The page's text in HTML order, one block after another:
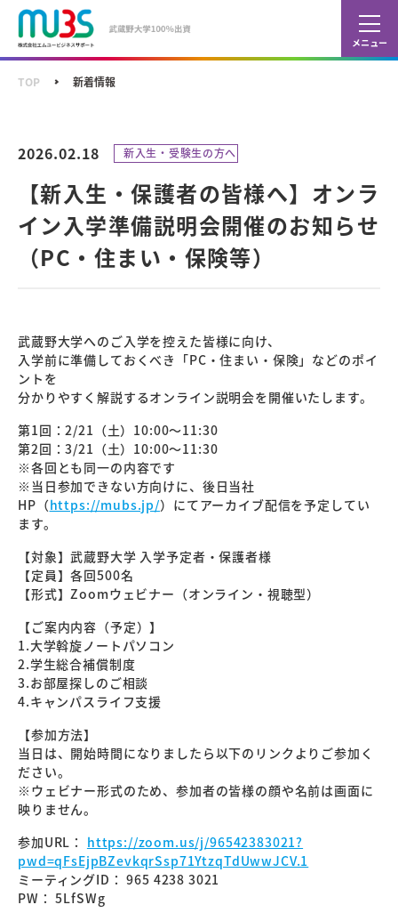
カ
シ
TOP 新着情報
2026.02.18 新入生・受験生の方へ
【新入生・保護者の皆様へ】オンラ
イン入学準備説明会開催のお知らせ
（PC・住まい・保険等）
武蔵野大学へのご入学を控えた皆様に向け、
入学前に準備しておくべき「PC・住まい・保険」などのポイ
ントを
分かりやすく解説するオンライン説明会を開催いたします。
第1回：2/21（土）10:00～11:30
第2回：3/21（土）10:00～11:30
※各回とも同一の内容です
※当日参加できない方向けに、後日当社
HP（https://mubs.jp/）にてアーカイブ配信を予定してい
ます。
【対象】武蔵野大学 入学予定者・保護者様
【定員】各回500名
【形式】Zoomウェビナー（オンライン・視聴型）
【ご案内内容（予定）】
1.大学斡旋ノートパソコン
2.学生総合補償制度
3.お部屋探しのご相談
4.キャンパスライフ支援
【参加方法】
当日は、開始時間になりましたら以下のリンクよりご参加く
ださい。
※ウェビナー形式のため、参加者の皆様の顔や名前は画面に
映りません。
参加URL： https://zoom.us/j/96542383021?
pwd=qFsEjpBZevkqrSsp71YtzqTdUwwJCV.1
ミーティングID： 965 4238 3021
PW： 5LfSWg